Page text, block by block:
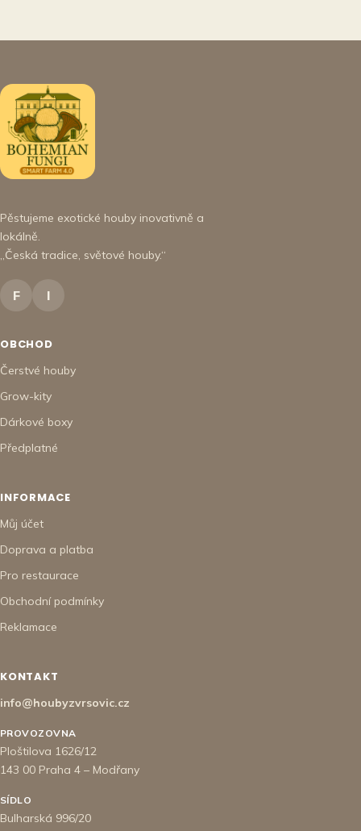
Pěstujeme exotické houby inovativně a
lokálně.
„Česká tradice, světové houby.“
F I
OBCHOD
Čerstvé houby
Grow-kity
Dárkové boxy
Předplatné
INFORMACE
Můj účet
Doprava a platba
Pro restaurace
Obchodní podmínky
Reklamace
KONTAKT
info@houbyzvrsovic.cz
PROVOZOVNA
Ploštilova 1626/12
143 00 Praha 4 – Modřany
SÍDLO
Bulharská 996/20